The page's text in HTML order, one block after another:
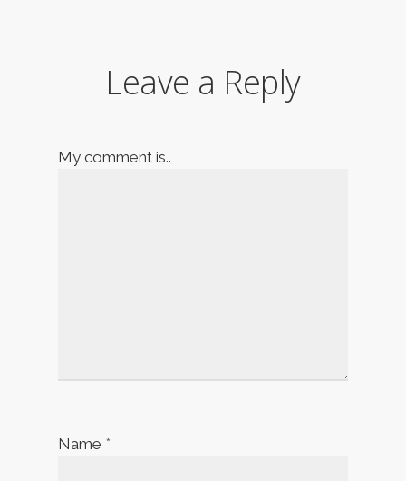
Leave a Reply
My comment is..
Name *